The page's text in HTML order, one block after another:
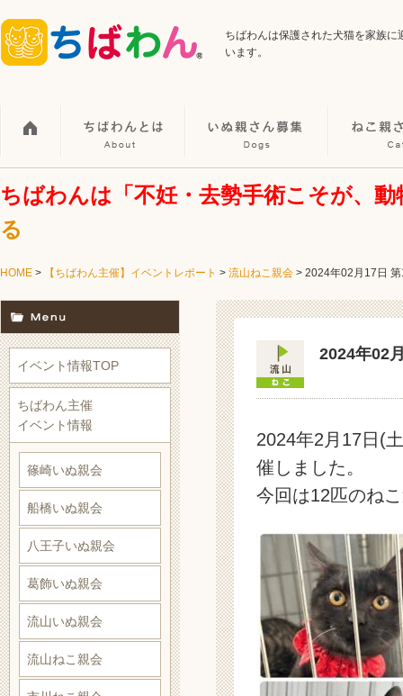
ちばわんは保護された犬猫を家族
います。
ちばわんは「不妊・去勢手術こそが、
る
HOME > 【ちばわん主催】イベントレポート > 流山ねこ親会 > 2024年02月17日
2024年02
2024年2月17日(
催しました。
今回は12匹のね
イベント情報TOP
ちばわん主催
イベント情報
篠崎いぬ親会
船橋いぬ親会
八王子いぬ親会
葛飾いぬ親会
流山いぬ親会
流山ねこ親会